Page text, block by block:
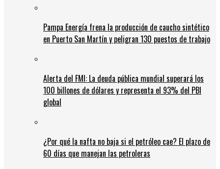
Pampa Energía frena la producción de caucho sintético
en Puerto San Martín y peligran 130 puestos de trabajo
Alerta del FMI: La deuda pública mundial superará los
100 billones de dólares y representa el 93% del PBI
global
¿Por qué la nafta no baja si el petróleo cae? El plazo de
60 días que manejan las petroleras